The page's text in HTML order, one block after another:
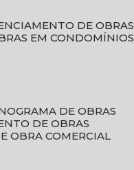
DE OBRAS
EM CONDOMÍNIOS
DE OBRAS
DE OBRAS
OBRA COMERCIAL